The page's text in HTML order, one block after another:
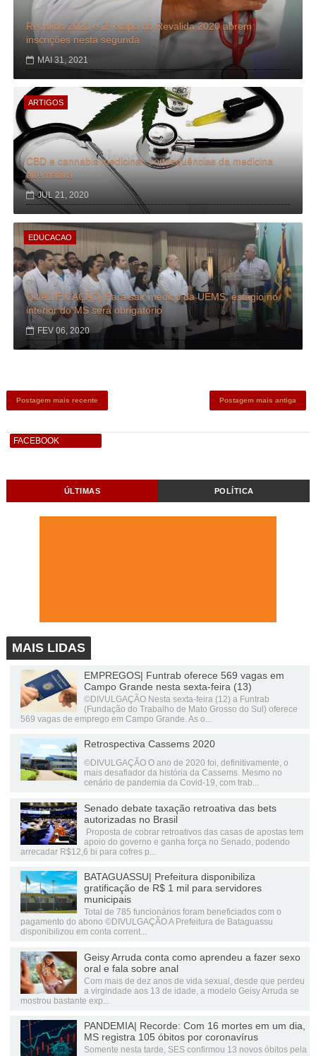
Revalida 2021 e 2ª etapa do Revalida 2020 abrem
inscrições nesta segunda
MAI 31, 2021
ARTIGOS
CBD e cannabis medicinal: consequências da medicina
alternativa
JUL 21, 2020
EDUCACAO
QUALIFICAÇÃO| Para sair médico da UEMS, estágio no
interior do MS será obrigatório
FEV 06, 2020
Postagem mais recente Postagem mais antiga
FACEBOOK
ÚLTIMAS POLÍTICA
MAIS LIDAS
EMPREGOS| Funtrab oferece 569 vagas em
Campo Grande nesta sexta-feira (13)
©DIVULGAÇÃO Nesta sexta-feira (12) a Funtrab
(Fundação do Trabalho de Mato Grosso do Sul) oferece
569 vagas de emprego em Campo Grande. As o...
Retrospectiva Cassems 2020
©DIVULGAÇÃO O ano de 2020 foi, definitivamente, o
mais desafiador da história da Cassems. Mesmo no
cenário de pandemia da Covid-19, com trab...
Senado debate taxação retroativa das bets
autorizadas no Brasil
Proposta de cobrar retroativos das casas de apostas tem
apoio do governo e ganha força no Senado, podendo
arrecadar R$12,6 bi para cofres p...
BATAGUASSU| Prefeitura disponibiliza
gratificação de R$ 1 mil para servidores
municipais
Total de 785 funcionários foram beneficiados com o
pagamento do abono ©DIVULGAÇÃO A Prefeitura de Bataguassu
disponibilizou em conta corrent...
Geisy Arruda conta como aprendeu a fazer sexo
oral e fala sobre anal
Com mais de dez anos de vida sexual, desde que perdeu
a virgindade aos 13 de idade, a modelo Geisy Arruda se
mostrou bastante exp...
PANDEMIA| Recorde: Com 16 mortes em um dia,
MS registra 105 óbitos por coronavírus
Somente nesta tarde, SES confirmou 13 novos óbitos pela